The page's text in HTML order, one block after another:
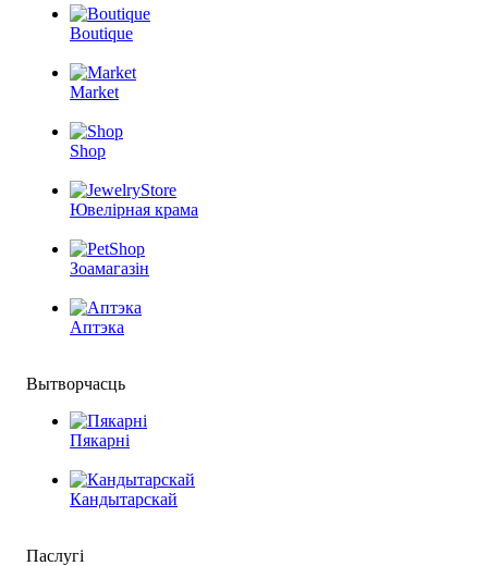
Boutique
Market
Shop
Ювелірная крама
Зоамагазін
Аптэка
Вытворчасць
Пякарні
Кандытарскай
Паслугі